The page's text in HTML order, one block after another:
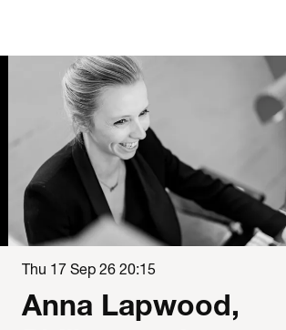
Anna Lapwood,
Thu 17 Sep 26 20:15